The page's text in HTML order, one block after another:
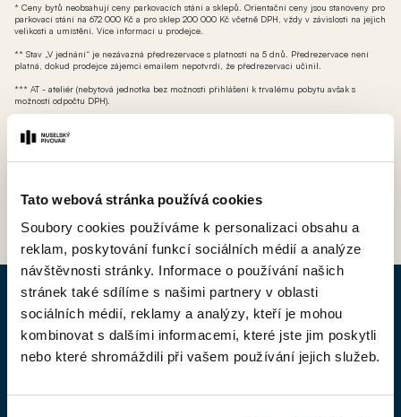
Tato webová stránka používá cookies
Soubory cookies používáme k personalizaci obsahu a
reklam, poskytování funkcí sociálních médií a analýze
návštěvnosti stránky. Informace o používání našich
stránek také sdílíme s našimi partnery v oblasti
sociálních médií, reklamy a analýzy, kteří je mohou
kombinovat s dalšími informacemi, které jste jim poskytli
nebo které shromáždili při vašem používání jejich služeb.
* Ceny bytů neobsahují ceny parkovacích stání a sklepů. Orientační ceny jsou stanoveny pro
parkovací stání na 672 000 Kč a pro sklep 200 000 Kč včetně DPH, vždy v závislosti na jejich
velikosti a umístění. Více informací u prodejce.
** Stav „V jednání“ je nezávazná předrezervace s platností na 5 dnů. Předrezervace není
platná, dokud prodejce zájemci emailem nepotvrdí, že předrezervaci učinil.
*** AT - ateliér (nebytová jednotka bez možnosti přihlášení k trvalému pobytu avšak s
možností odpočtu DPH).
ZPĚT DO CENÍKU
POPTAT BYT